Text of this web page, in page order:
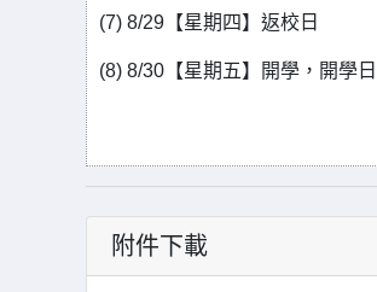
(7) 8/29【星期四】返校日
(8) 8/30【星期五】開學，開學
附件下載